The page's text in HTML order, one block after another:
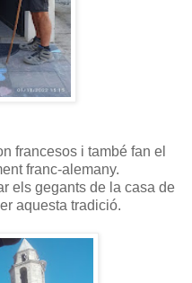
francesos i també fan el
franc-alemany.
els gegants de la casa de
aquesta tradició.